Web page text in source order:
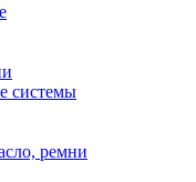
системы
ремни